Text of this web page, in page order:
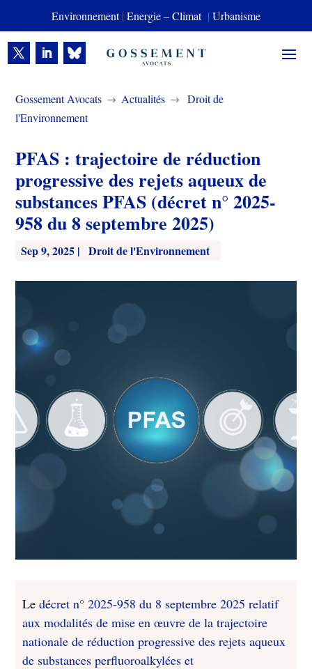
Environnement| Energie – Climat | Urbanisme
Gossement Avocats $ Actualités $
Droit de
l'Environnement
PFAS : trajectoire de réduction
progressive des rejets aqueux de
substances PFAS (décret n° 2025-
958 du 8 septembre 2025)
Sep 9, 2025 | Droit de l'Environnement
Ledécret n° 2025-958 du 8 septembre 2025 relatif
aux modalités de mise en œuvre de la trajectoire
nationale de réduction progressive des rejets aqueux
de substances perfluoroalkylées et